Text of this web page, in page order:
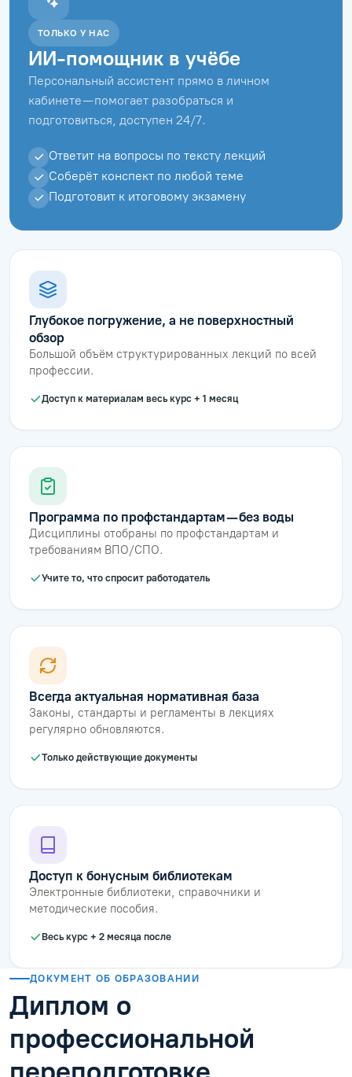
ТОЛЬКО У НАС
ИИ-помощник в учёбе
Персональный ассистент прямо в личном
кабинете — помогает разобраться и
подготовиться, доступен 24/7.
Ответит на вопросы по тексту лекций
Соберёт конспект по любой теме
Подготовит к итоговому экзамену
Глубокое погружение, а не поверхностный
обзор
Большой объём структурированных лекций по всей
профессии.
Доступ к материалам весь курс + 1 месяц
Программа по профстандартам — без воды
Дисциплины отобраны по профстандартам и
требованиям ВПО/СПО.
Учите то, что спросит работодатель
Всегда актуальная нормативная база
Законы, стандарты и регламенты в лекциях
регулярно обновляются.
Только действующие документы
Доступ к бонусным библиотекам
Электронные библиотеки, справочники и
методические пособия.
Весь курс + 2 месяца после
ДОКУМЕНТ ОБ ОБРАЗОВАНИИ
Диплом о
профессиональной